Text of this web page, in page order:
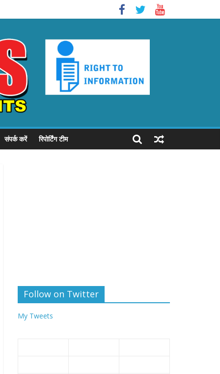
संपर्क करें रिपोर्टिंग टीम
Follow on Twitter
My Tweets